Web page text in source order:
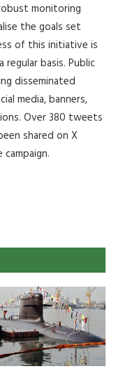
monitoring
the goals set
of this initiative is
basis. Public
disseminated
media, banners,
Over 380 tweets
shared on X